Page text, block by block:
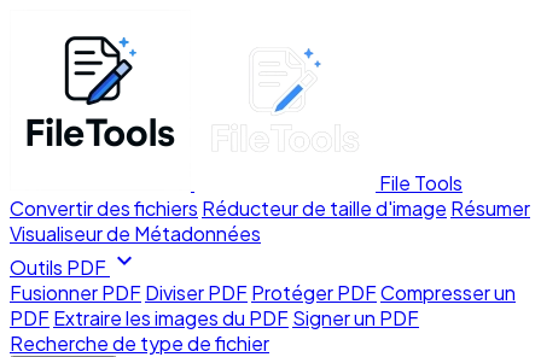
File Tools
Convertir des fichiers Réducteur de taille d'image Résumer
Visualiseur de Métadonnées
Outils PDF expand_more
Fusionner PDFDiviser PDFProtéger PDFCompresser un
PDFExtraire les images du PDFSigner un PDF
Recherche de type de fichier